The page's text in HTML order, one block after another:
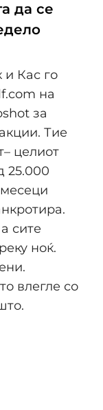
да се
и Кас го
на
за
Тие
целиот
25.000
сите
ноќ.
влегле со